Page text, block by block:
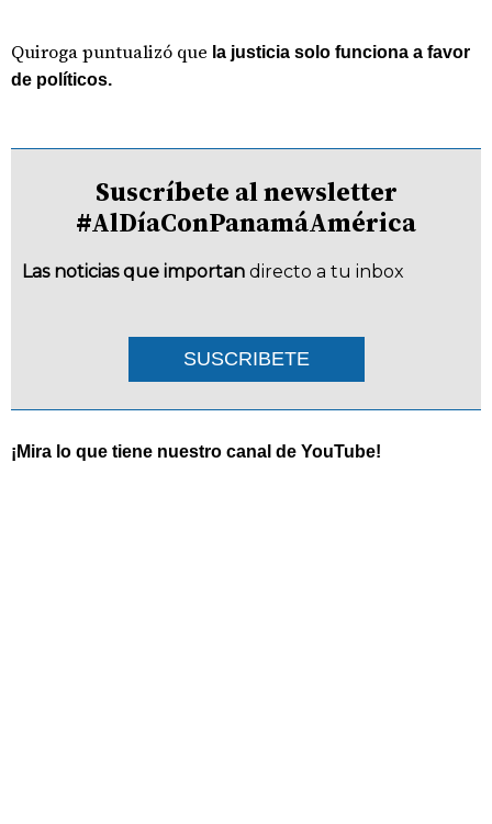
Quiroga puntualizó que la justicia solo funciona a favor
de políticos.
Suscríbete al newsletter
#AlDíaConPanamáAmérica
Las noticias que importan directo a tu inbox
SUSCRIBETE
¡Mira lo que tiene nuestro canal de YouTube!